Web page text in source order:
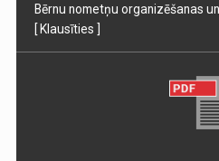
Bērnu nometņu organizēšanas
[ Klausīties ]